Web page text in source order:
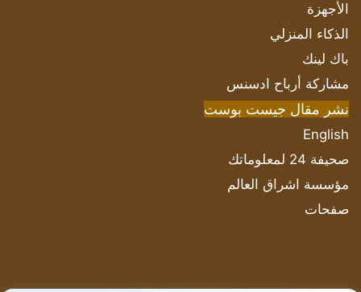
الأجهزة
الذكاء المنزلي
باك لينك
مشاركة أرباح ادسنس
نشر مقال جيست بوست
English
صحيفة 24 لمعلوماتك
مؤسسة اشراق العالم
صفحات